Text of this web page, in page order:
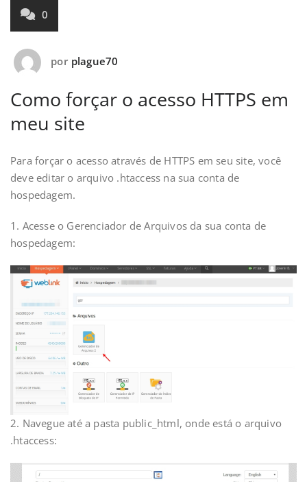
0
por plague70
Como forçar o acesso HTTPS em
meu site
Para forçar o acesso através de HTTPS em seu site, você
deve editar o arquivo .htaccess na sua conta de
hospedagem.
1. Acesse o Gerenciador de Arquivos da sua conta de
hospedagem:
2. Navegue até a pasta public_html, onde está o arquivo
.htaccess: